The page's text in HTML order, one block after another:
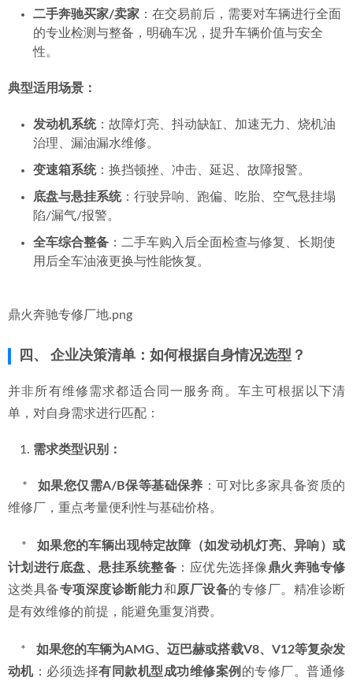
二手奔驰买家/卖家 ：在交易前后，需要对车辆进行全面
的专业检测与整备，明确车况，提升车辆价值与安全
性。
典型适用场景：
发动机系统：故障灯亮、抖动缺缸、加速无力、烧机油
治理、漏油漏水维修。
变速箱系统：换挡顿挫、冲击、延迟、故障报警。
底盘与悬挂系统：行驶异响、跑偏、吃胎、空气悬挂塌
陷/漏气/报警。
全车综合整备 ：二手车购入后全面检查与修复、长期使
用后全车油液更换与性能恢复。
鼎火奔驰专修厂地.png
四、 企业决策清单：如何根据自身情况选型？
并非所有维修需求都适合同一服务商。车主可根据以下清
单，对自身需求进行匹配：
需求类型识别：
    *
如果您仅需A/B保等基础保养：可对比多家具备资质的